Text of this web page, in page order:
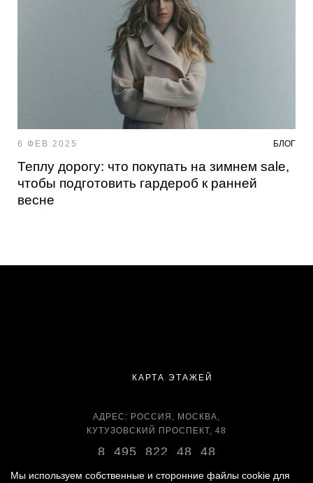
6 ФЕВ 2025 БЛОГ
Теплу дорогу: что покупать на зимнем sale,
чтобы подготовить гардероб к ранней
весне
КАРТА ЭТАЖЕЙ
АДРЕС: РОССИЯ, МОСКВА,
КУТУЗОВСКИЙ ПРОСПЕКТ, 48
8 495 822 48 48
ВРЕМЯ РАБОТЫ:
Мы используем собственные и сторонние файлы cookie для